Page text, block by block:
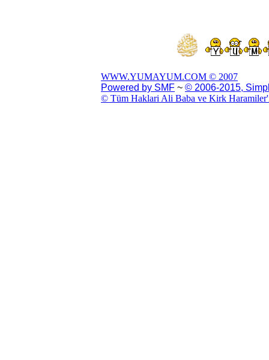
WWW.YUMAYUM.COM © 2007
Powered by SMF ~ © 2006-2015,
© Tüm Haklari Ali Baba ve Kirk